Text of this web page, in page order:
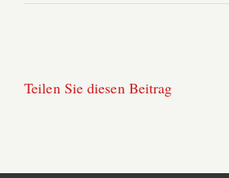
Teilen Sie diesen Beitrag